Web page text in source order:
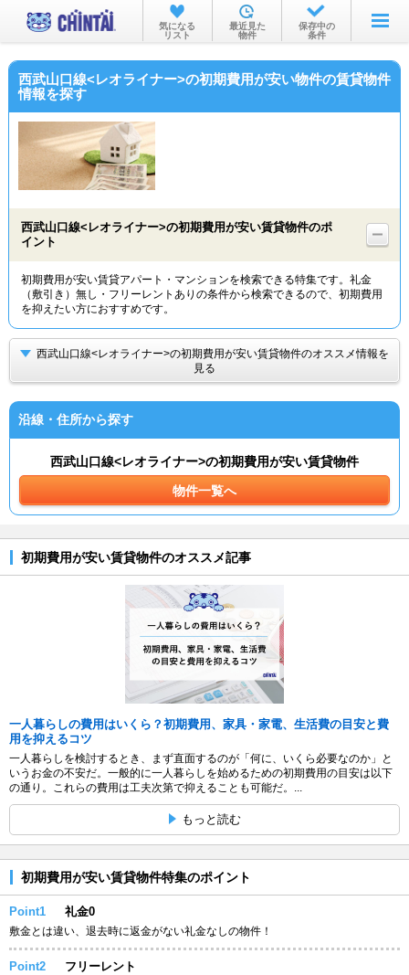
お部屋を探す
沿線・駅から
不動産会社から
気になる
リスト
最近見た
物件
保存中の
条件
西武山口線<レオライナー>の初期費用が安い物件の賃貸物件
情報を探す
西武山口線<レオライナー>の初期費用が安い賃貸物件のポ
イント
初期費用が安い賃貸アパート・マンションを検索できる特集です。礼金
（敷引き）無し・フリーレントありの条件から検索できるので、初期費用
を抑えたい方におすすめです。
西武山口線<レオライナー>の初期費用が安い賃貸物件のオススメ情報を
見る
沿線・住所から探す
西武山口線<レオライナー>の初期費用が安い賃貸物件
物件一覧へ
初期費用が安い賃貸物件のオススメ記事
一人暮らしの費用はいくら？初期費用、家具・家電、生活費の目安と費
用を抑えるコツ
一人暮らしを検討するとき、まず直面するのが「何に、いくら必要なのか」と
いうお金の不安だ。一般的に一人暮らしを始めるための初期費用の目安は以下
の通り。これらの費用は工夫次第で抑えることも可能だ。...
もっと読む
初期費用が安い賃貸物件特集のポイント
Point1 礼金0
敷金とは違い、退去時に返金がない礼金なしの物件！
Point2 フリーレント